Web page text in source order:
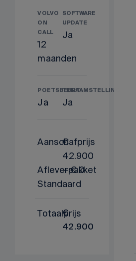
VOLVO
ON
CALL
12
maanden
SOFTWARE
UPDATE
Ja
POETSBEURT
Ja
TENAAMSTELLING
Ja
Aanschafprijs
€
42.900
Afleverpakket
Standaard
+ € 0
Totaalprijs
€
42.900